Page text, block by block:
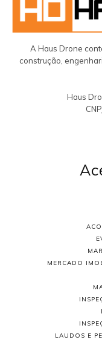
A Haus Drone
construção,
Haus
MERCADO
LAUDOS E